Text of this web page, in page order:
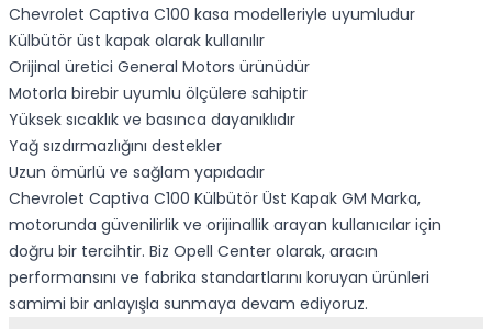
Chevrolet Captiva C100 kasa modelleriyle uyumludur
Külbütör üst kapak olarak kullanılır
Orijinal üretici General Motors ürünüdür
Motorla birebir uyumlu ölçülere sahiptir
Yüksek sıcaklık ve basınca dayanıklıdır
Yağ sızdırmazlığını destekler
Uzun ömürlü ve sağlam yapıdadır
Chevrolet Captiva C100 Külbütör Üst Kapak GM Marka,
motorunda güvenilirlik ve orijinallik arayan kullanıcılar için
doğru bir tercihtir. Biz Opell Center olarak, aracın
performansını ve fabrika standartlarını koruyan ürünleri
samimi bir anlayışla sunmaya devam ediyoruz.